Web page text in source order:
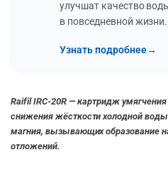
улучшат качество
в повседневной жизни.
Узнать подробнее→
Raifil IRC-20R — картридж
снижения жёсткости холодной
магния, вызывающих образование
отложений.